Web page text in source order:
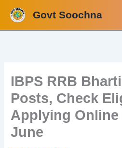
content
Govt Soochna
IBPS RRB
Posts, Check
Applying Online
June